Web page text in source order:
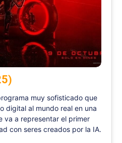
muy sofisticado que
digital al mundo real en una
va a representar el primer
con seres creados por la IA.